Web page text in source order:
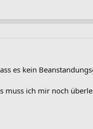
es kein
muss ich mir noch